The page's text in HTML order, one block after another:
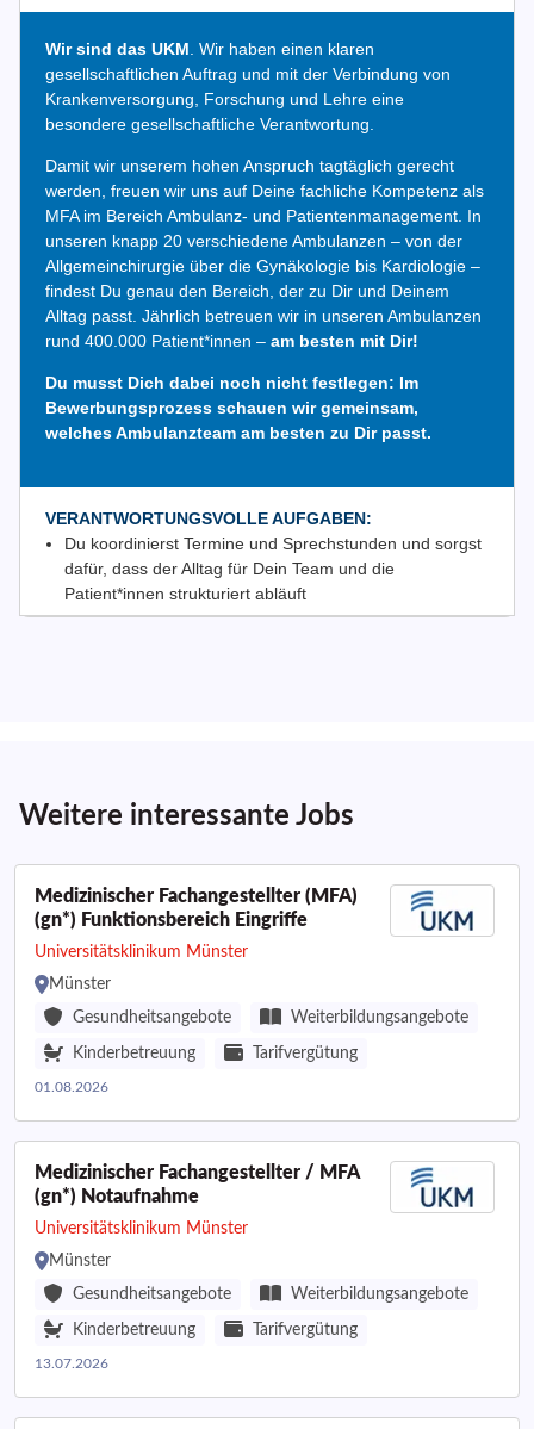
Weitere interessante Jobs
Medizinischer Fachangestellter (MFA)
(gn*) Funktionsbereich Eingriffe
Universitätsklinikum Münster
Münster
Gesundheitsangebote
Weiterbildungsangebote
Kinderbetreuung Tarifvergütung
01.08.2026
Medizinischer Fachangestellter / MFA
(gn*) Notaufnahme
Universitätsklinikum Münster
Münster
Gesundheitsangebote
Weiterbildungsangebote
Kinderbetreuung Tarifvergütung
13.07.2026